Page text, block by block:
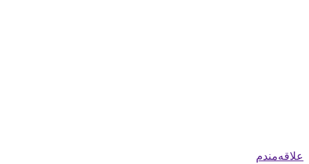
علاقه‌مندم